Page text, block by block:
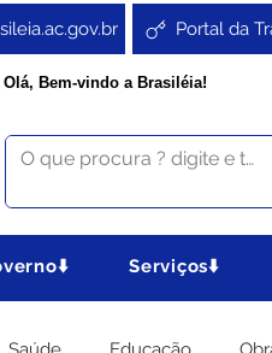
Portal da
Olá, Bem-vindo a Brasiléia!
Serviços⬇️